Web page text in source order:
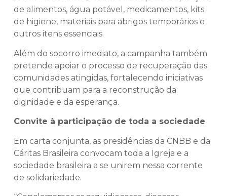
de alimentos, água potável, medicamentos, kits
de higiene, materiais para abrigos temporários e
outros itens essenciais.
Além do socorro imediato, a campanha também
pretende apoiar o processo de recuperação das
comunidades atingidas, fortalecendo iniciativas
que contribuam para a reconstrução da
dignidade e da esperança.
Convite à participação de toda a sociedade
Em carta conjunta, as presidências da CNBB e da
Cáritas Brasileira convocam toda a Igreja e a
sociedade brasileira a se unirem nessa corrente
de solidariedade.